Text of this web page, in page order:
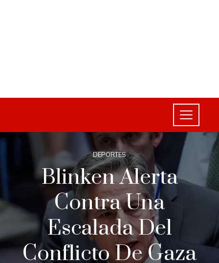
DEPORTES
Blinken Alerta
Contra Una
Escalada Del
Conflicto De Gaza